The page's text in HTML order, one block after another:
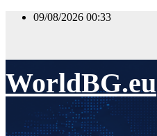
Skip
09/08/2026 00:33
WorldBG.eu